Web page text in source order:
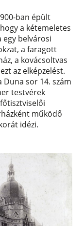
ban épült
a kétemeletes
egy belvárosi
a faragott
a kovácsoltvas
az elképzelést.
Duna sor 14. szám
testvérek
működő
idézi.